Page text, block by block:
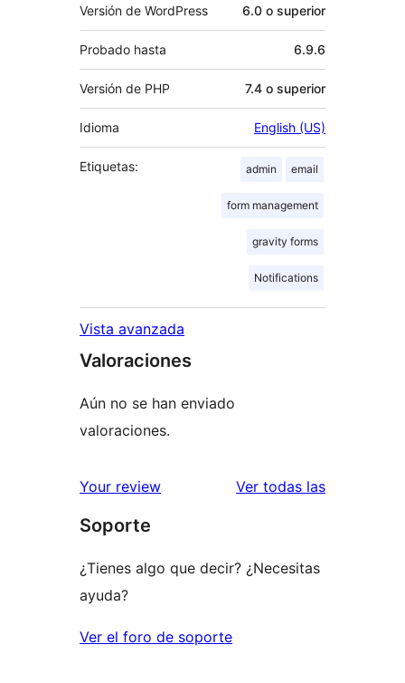
Versión de WordPress 6.0 o superior
Probado hasta 6.9.6
Versión de PHP 7.4 o superior
Idioma English (US)
Etiquetas: admin email
form management
gravity forms
Notifications
Vista avanzada
Valoraciones
Aún no se han enviado
valoraciones.
Your review Ver todas las
Soporte
¿Tienes algo que decir? ¿Necesitas
ayuda?
Ver el foro de soporte